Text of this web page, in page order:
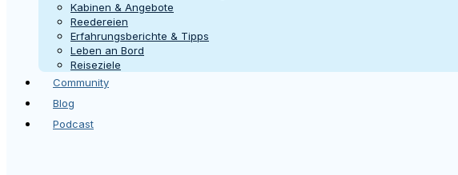
Kabinen & Angebote
Reedereien
Erfahrungsberichte & Tipps
Leben an Bord
Reiseziele
Community
Blog
Podcast